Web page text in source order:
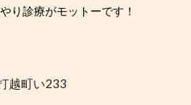
り診療がモットーです！
越町い233